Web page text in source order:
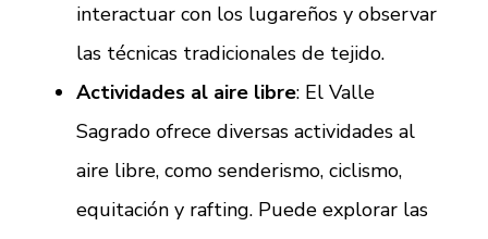
interactuar con los lugareños y observar
las técnicas tradicionales de tejido.
Actividades al aire libre: El Valle
Sagrado ofrece diversas actividades al
aire libre, como senderismo, ciclismo,
equitación y rafting. Puede explorar las